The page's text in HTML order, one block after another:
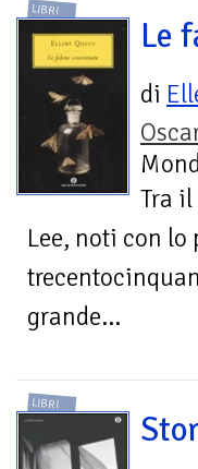
LIBRI
Le
di
Tra
Lee, noti con
grande...
LIBRI